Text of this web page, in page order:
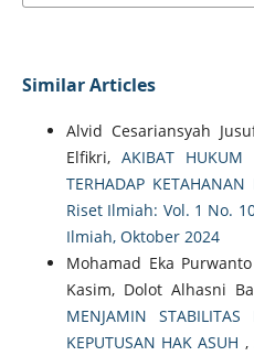
Similar Articles
Alvid Cesariansyah
Elfikri,AKIBAT HUKUM
TERHADAP KETAHANAN
Riset Ilmiah: Vol. 1 No.
Ilmiah, Oktober 2024
Mohamad Eka
Kasim, Dolot Alhasni
MENJAMIN
KEPUTUSAN HAK ASUH ,